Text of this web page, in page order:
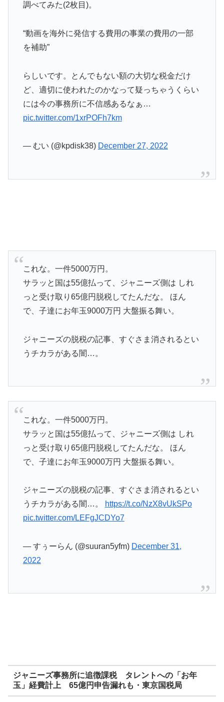
調べてみた(2枚目)。
“動画を海外に発信する費用の事業の費用の一部
を補助”
らしいです。とんでもない額の大切な税金だけ
ど、適切に使われたのかなって疑っちゃうくらい
には今の事務所に不信感あるなぁ…
pic.twitter.com/1xrPOFh7km
— むい (@kpdisk38) December 27, 2022
これな。一件5000万円。
サラッと国は55億払って、ジャニーズ側は しれ
っと受け取り65億円脱税してたんだな。 ほん
で、子達にお年玉9000万円 大盤振る舞い。
ジャニーズの脱税の記事、すぐさま消されるとい
うチカラがある闇…。
これな。一件5000万円。
サラッと国は55億払って、ジャニーズ側は しれ
っと受け取り65億円脱税してたんだな。 ほん
で、子達にお年玉9000万円 大盤振る舞い。
ジャニーズの脱税の記事、すぐさま消されるとい
うチカラがある闇…。
https://t.co/NzX8vUkSPo
pic.twitter.com/LEFgJCDYo7
— すぅーらん (@suuran5yfm) December 31,
2022
ジャニーズ事務所に追徴課税 タレントへの「お年
玉」経費計上 65億円申告漏れも・東京国税局